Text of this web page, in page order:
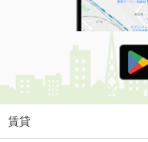
和歌山県和歌山市楠見
価 格
住 所
専有面積
賃貸